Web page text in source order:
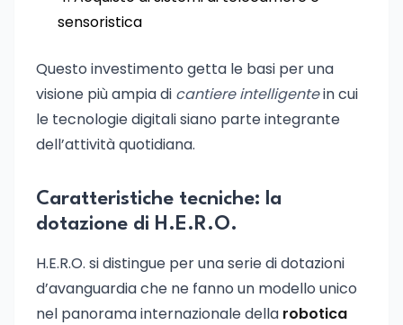
sensoristica
Questo investimento getta le basi per una
visione più ampia di cantiere intelligentein cui
le tecnologie digitali siano parte integrante
dell’attività quotidiana.
Caratteristiche tecniche: la
dotazione di H.E.R.O.
H.E.R.O. si distingue per una serie di dotazioni
d’avanguardia che ne fanno un modello unico
nel panorama internazionale della robotica